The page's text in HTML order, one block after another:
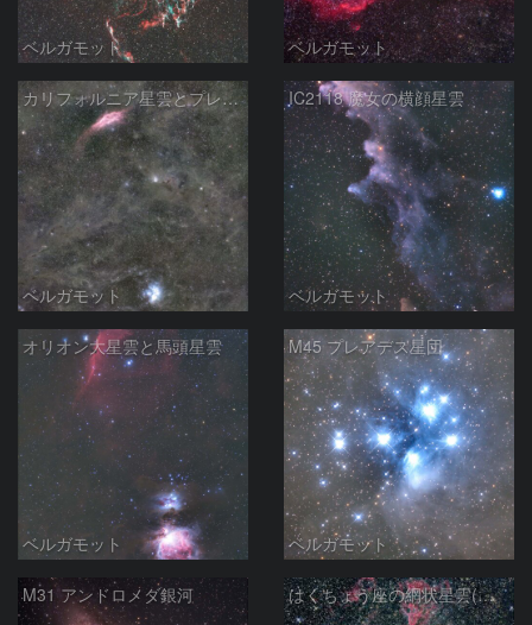
ベルガモット ベルガモット
カリフォルニア星雲とプレアデス星団と分子雲
ベルガモット
IC2118 魔女の横顔星雲
ベルガモット
オリオン大星雲と馬頭星雲
ベルガモット
M45 プレアデス星団
ベルガモット
M31 アンドロメダ銀河 はくちょう座の網状星雲(中央と西側)